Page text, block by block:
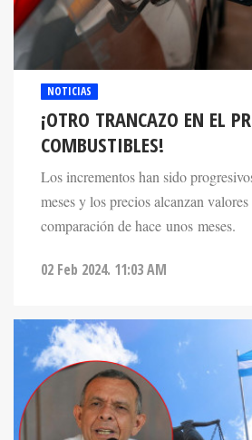
NOTICIAS
¡OTRO TRANCAZO EN EL
COMBUSTIBLES!
Los incrementos han sido
meses y los precios alcanzan
comparación de hace unos meses.
02 Feb 2024. 11:03 AM